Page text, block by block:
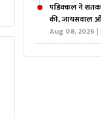
पडिक्कल ने शतक
की, जायसवाल
Aug 08, 2026 |